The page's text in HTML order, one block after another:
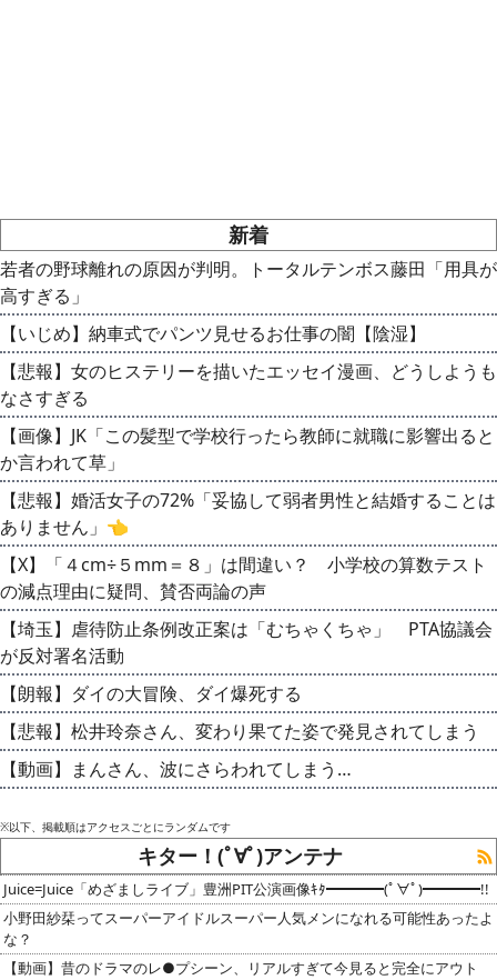
新着
若者の野球離れの原因が判明。トータルテンボス藤田「用具が
高すぎる」
【いじめ】納車式でパンツ見せるお仕事の闇【陰湿】
【悲報】女のヒステリーを描いたエッセイ漫画、どうしようも
なさすぎる
【画像】JK「この髪型で学校行ったら教師に就職に影響出ると
か言われて草」
【悲報】婚活女子の72%「妥協して弱者男性と結婚することは
ありません」👈
【X】「４cm÷５mm＝８」は間違い？ 小学校の算数テスト
の減点理由に疑問、賛否両論の声
【埼玉】虐待防止条例改正案は「むちゃくちゃ」 PTA協議会
が反対署名活動
【朗報】ダイの大冒険、ダイ爆死する
【悲報】松井玲奈さん、変わり果てた姿で発見されてしまう
【動画】まんさん、波にさらわれてしまう…
※以下、掲載順はアクセスごとにランダムです
キター！(ﾟ∀ﾟ)アンテナ
Juice=Juice「めざましライブ」豊洲PIT公演画像ｷﾀ━━━━(ﾟ∀ﾟ)━━━━!!
小野田紗栞ってスーパーアイドルスーパー人気メンになれる可能性あったよ
な？
【動画】昔のドラマのレ●プシーン、リアルすぎて今見ると完全にアウト